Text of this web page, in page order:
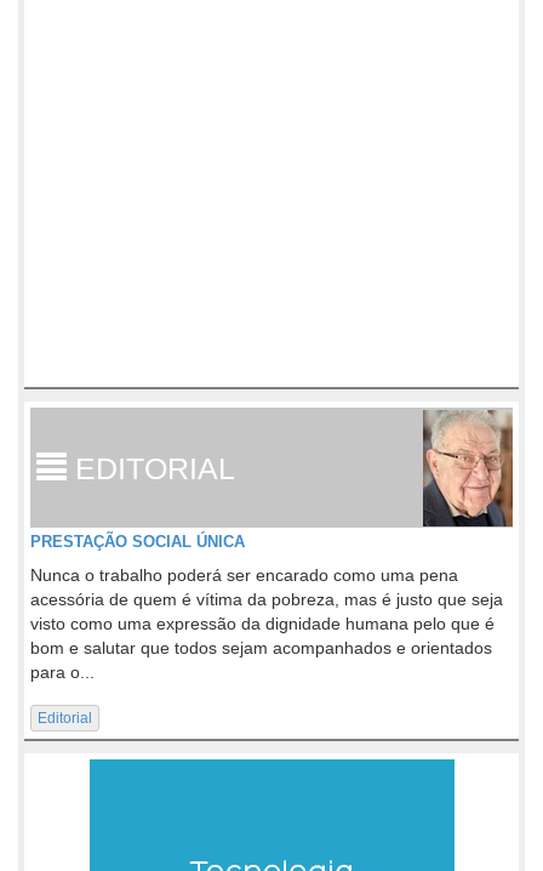
EDITORIAL
PRESTAÇÃO SOCIAL ÚNICA
Nunca o trabalho poderá ser encarado como uma pena
acessória de quem é vítima da pobreza, mas é justo que seja
visto como uma expressão da dignidade humana pelo que é
bom e salutar que todos sejam acompanhados e orientados
para o...
Editorial